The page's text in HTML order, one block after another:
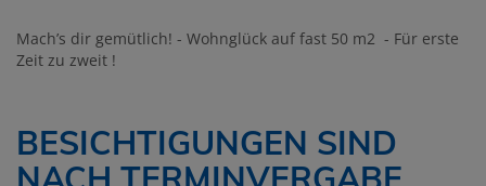
Mach’s dir gemütlich! - Wohnglück auf fast 50 m2 - Für erste
Zeit zu zweit !
BESICHTIGUNGEN SIND